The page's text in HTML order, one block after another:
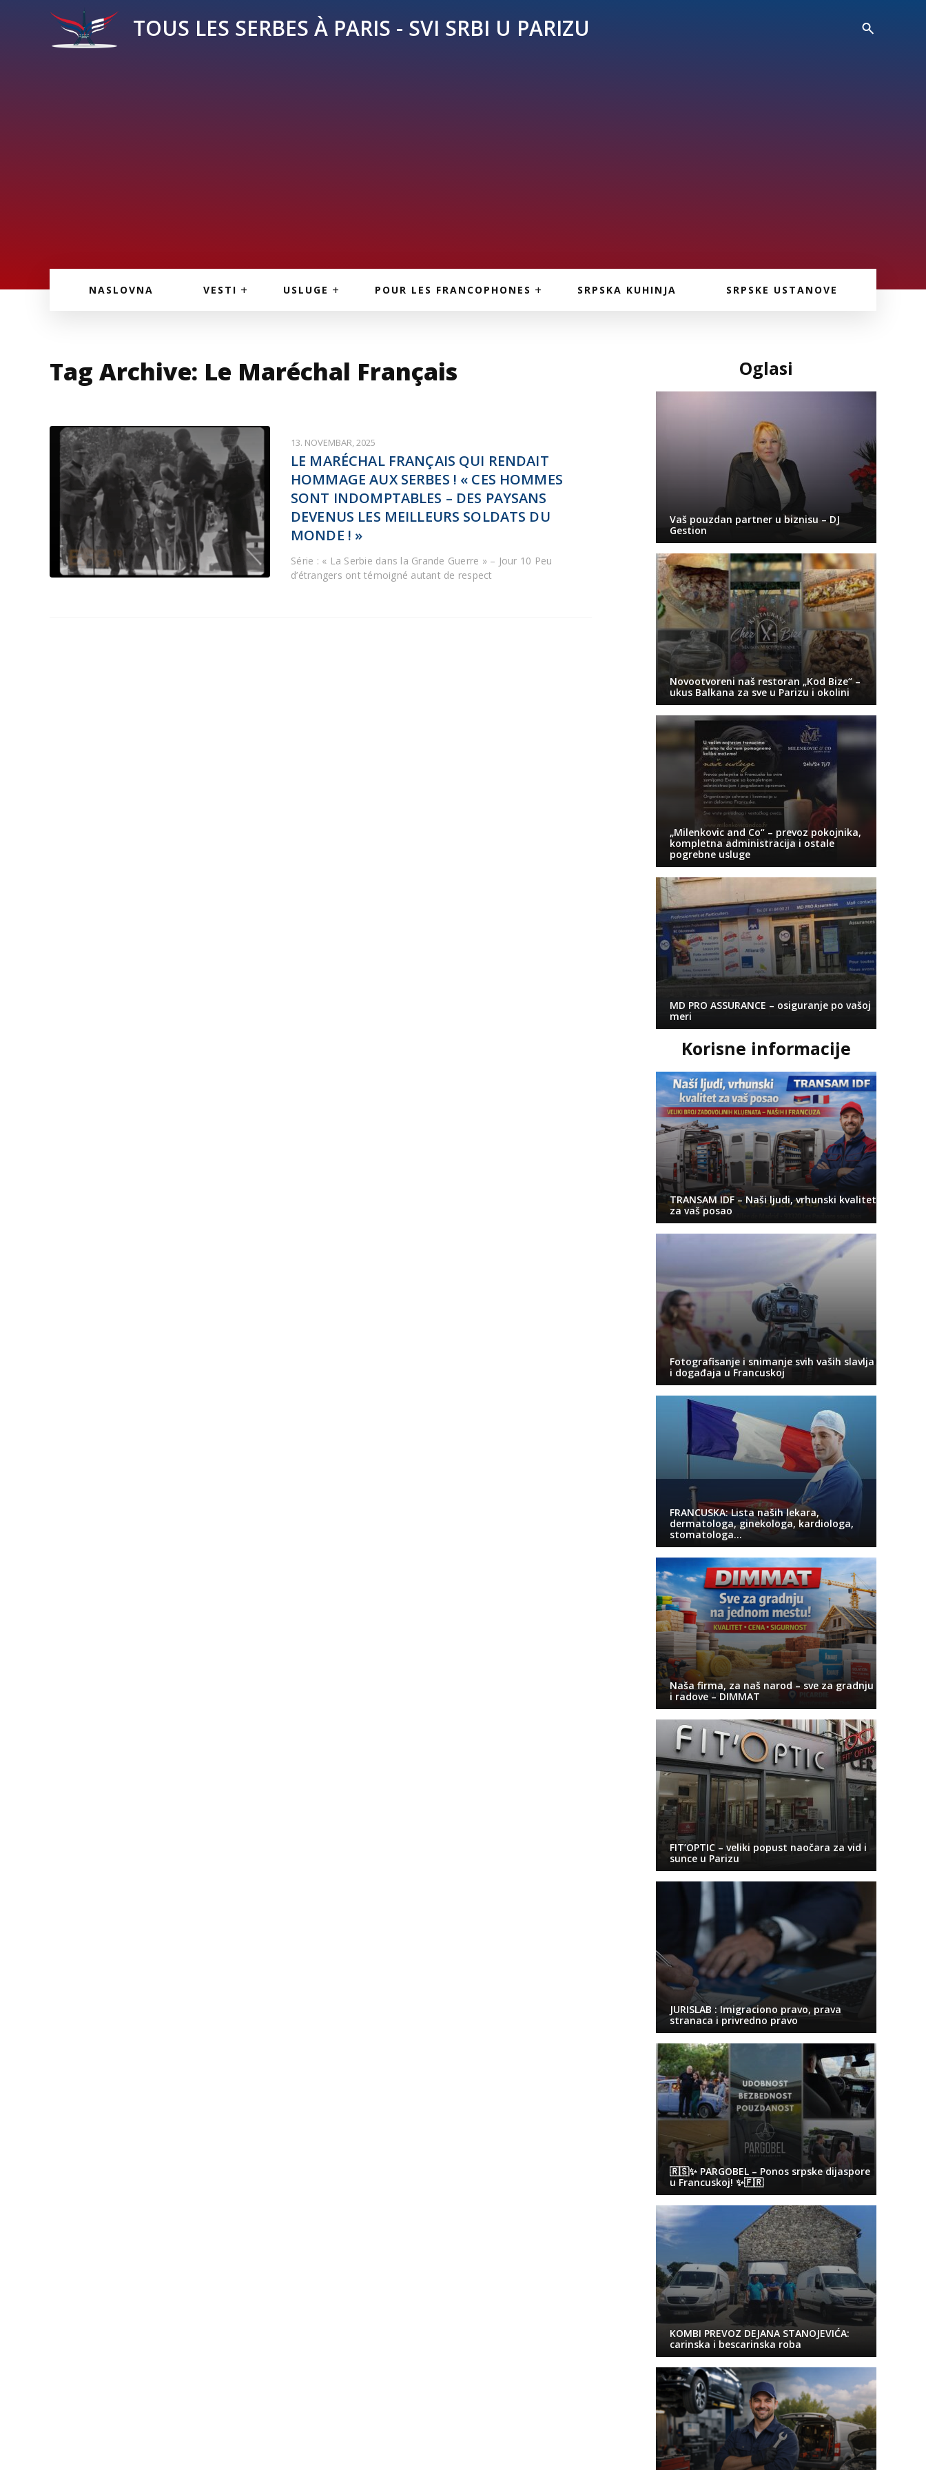
TOUS LES SERBES À PARIS - SVI SRBI U PARIZU
NASLOVNA VESTI USLUGE POUR LES FRANCOPHONES
PARIS
SRPSKA KUHINJA SRPSKE USTANOVE
Tag Archive: Le Maréchal Français
13. NOVEMBAR, 2025
LE MARÉCHAL FRANÇAIS QUI RENDAIT
HOMMAGE AUX SERBES ! « CES HOMMES
SONT INDOMPTABLES – DES PAYSANS
DEVENUS LES MEILLEURS SOLDATS DU
MONDE ! »
Série : « La Serbie dans la Grande Guerre » – Jour 10 Peu
d’étrangers ont témoigné autant de respect
Oglasi
Vaš pouzdan partner u biznisu – DJ
Gestion
Novootvoreni naš restoran „Kod Bize“ –
ukus Balkana za sve u Parizu i okolini
„Milenkovic and Co“ – prevoz pokojnika,
kompletna administracija i ostale
pogrebne usluge
MD PRO ASSURANCE – osiguranje po vašoj
meri
Korisne informacije
TRANSAM IDF – Naši ljudi, vrhunski kvalitet
za vaš posao
Fotografisanje i snimanje svih vaših slavlja
i događaja u Francuskoj
FRANCUSKA: Lista naših lekara,
dermatologa, ginekologa, kardiologa,
stomatologa…
Naša firma, za naš narod – sve za gradnju
i radove – DIMMAT
FIT’OPTIC – veliki popust naočara za vid i
sunce u Parizu
JURISLAB : Imigraciono pravo, prava
stranaca i privredno pravo
🇷🇸✨ PARGOBEL – Ponos srpske dijaspore
u Francuskoj! ✨🇫🇷
KOMBI PREVOZ DEJANA STANOJEVIĆA:
carinska i bescarinska roba